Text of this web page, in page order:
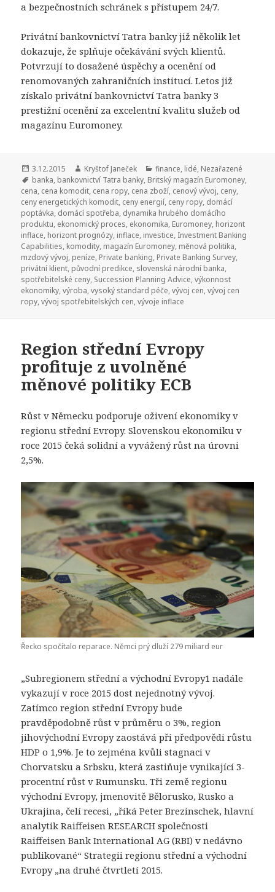
a bezpečnostních schránek s přístupem 24/7.
Privátní bankovnictví Tatra banky již několik let
dokazuje, že splňuje očekávání svých klientů.
Potvrzují to dosažené úspěchy a ocenění od
renomovaných zahraničních institucí. Letos již
získalo privátní bankovnictví Tatra banky 3
prestižní ocenění za excelentní kvalitu služeb od
magazínu Euromoney.
Publikováno:
3.12.2015 Autor:
Kryštof Janeček Rubriky:
finance, lidé, Nezařazené
Štítky:
banka, bankovnictví Tatra banky, Britský magazín Euromoney,
cena, cena komodit, cena ropy, cena zboží, cenový vývoj, ceny,
ceny energetických komodit, ceny energií, ceny ropy, domácí
poptávka, domácí spotřeba, dynamika hrubého domácího
produktu, ekonomický proces, ekonomika, Euromoney, horizont
inflace, horizont prognózy, inflace, investice, Investment Banking
Capabilities, komodity, magazín Euromoney, měnová politika,
mzdový vývoj, peníze, Private banking, Private Banking Survey,
privátní klient, původní predikce, slovenská národní banka,
spotřebitelské ceny, Succession Planning Advice,výkonnost
ekonomiky,výroba,vysoký standard péče,vývoj cen,vývoj cen
ropy,vývoj spotřebitelských cen,vývoje inflace
Region střední Evropy
profituje z uvolněné
měnové politiky ECB
Růst v Německu podporuje oživení ekonomiky v
regionu střední Evropy. Slovenskou ekonomiku v
roce 2015 čeká solidní a vyvážený růst na úrovni
2,5%.
Řecko spočítalo reparace. Němci prý dluží 279 miliard eur
„Subregionem střední a východní Evropy1 nadále
vykazují v roce 2015 dost nejednotný vývoj.
Zatímco region střední Evropy bude
pravděpodobně růst v průměru o 3%, region
jihovýchodní Evropy zaostává při předpovědi růstu
HDP o 1,9%. Je to zejména kvůli stagnaci v
Chorvatsku a Srbsku, která zastiňuje vynikající 3-
procentní růst v Rumunsku. Tři země regionu
východní Evropy, jmenovitě Bělorusko, Rusko a
Ukrajina, čelí recesi, „říká Peter Brezinschek, hlavní
analytik Raiffeisen RESEARCH společnosti
Raiffeisen Bank International AG (RBI) v nedávno
publikované“ Strategii regionu střední a východní
Evropy „na druhé čtvrtletí 2015.